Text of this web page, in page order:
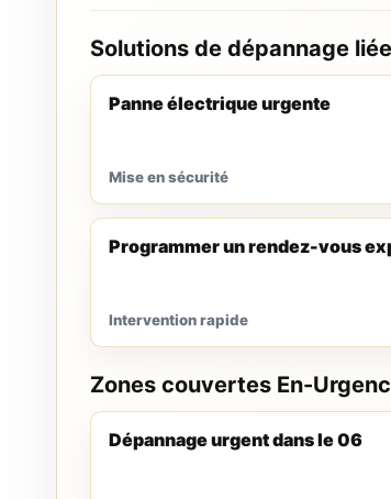
Solutions de dépannage
Panne électrique urgente
Mise en sécurité
Programmer un rendez-vous
Intervention rapide
Zones couvertes En-
Dépannage urgent dans le 06